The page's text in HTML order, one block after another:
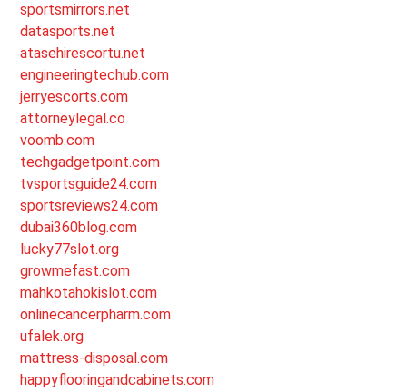
sportsmirrors.net
datasports.net
atasehirescortu.net
engineeringtechub.com
jerryescorts.com
attorneylegal.co
voomb.com
techgadgetpoint.com
tvsportsguide24.com
sportsreviews24.com
dubai360blog.com
lucky77slot.org
growmefast.com
mahkotahokislot.com
onlinecancerpharm.com
ufalek.org
mattress-disposal.com
happyflooringandcabinets.com